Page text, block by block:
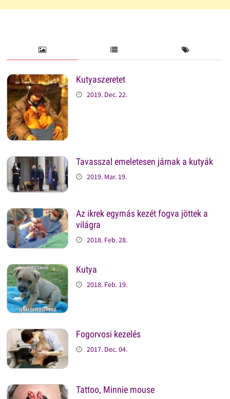
Kutyaszeretet
2019. Dec. 22.
Tavasszal emeletesen járnak a kutyák
2019. Mar. 19.
Az ikrek egymás kezét fogva jöttek a
világra
2018. Feb. 28.
Kutya
2018. Feb. 19.
Fogorvosi kezelés
2017. Dec. 04.
Tattoo, Minnie mouse